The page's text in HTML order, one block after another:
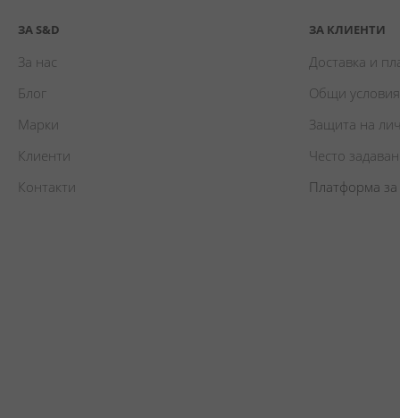
ЗА S&D
За нас
Блог
Марки
Клиенти
Контакти
ЗА КЛИЕНТИ
Доставка и
Общи условия
Защита на
Често
Платформа